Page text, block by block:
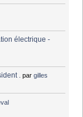
électrique -
. pargilles